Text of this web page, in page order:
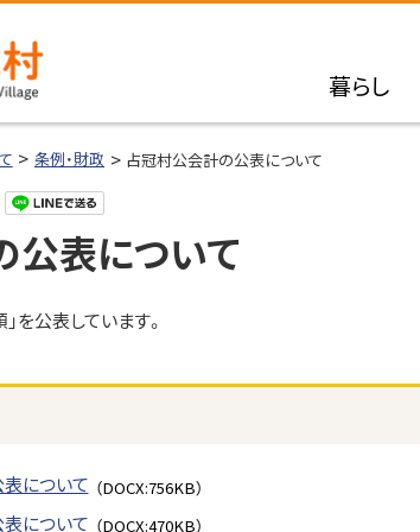
暮らし
条例・財政 占冠村公会計の公表について
公表について
を公表しています。
について （DOCX:756KB）
について （DOCX:470KB）